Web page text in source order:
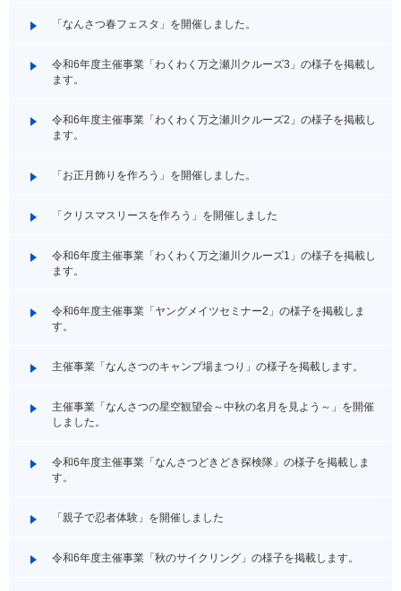
「なんさつ春フェスタ」を開催しました。
令和6年度主催事業「わくわく万之瀬川クルーズ3」の様子を掲載し
ます。
令和6年度主催事業「わくわく万之瀬川クルーズ2」の様子を掲載し
ます。
「お正月飾りを作ろう」を開催しました。
「クリスマスリースを作ろう」を開催しました
令和6年度主催事業「わくわく万之瀬川クルーズ1」の様子を掲載し
ます。
令和6年度主催事業「ヤングメイツセミナー2」の様子を掲載しま
す。
主催事業「なんさつのキャンプ場まつり」の様子を掲載します。
主催事業「なんさつの星空観望会～中秋の名月を見よう～」を開催
しました。
令和6年度主催事業「なんさつどきどき探検隊」の様子を掲載しま
す。
「親子で忍者体験」を開催しました
令和6年度主催事業「秋のサイクリング」の様子を掲載します。